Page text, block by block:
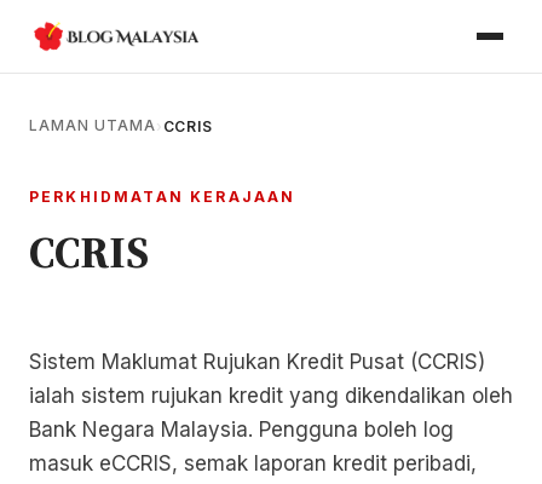
LAMAN UTAMA› CCRIS
PERKHIDMATAN KERAJAAN
CCRIS
Sistem Maklumat Rujukan Kredit Pusat (CCRIS)
ialah sistem rujukan kredit yang dikendalikan oleh
Bank Negara Malaysia. Pengguna boleh log
masuk eCCRIS, semak laporan kredit peribadi,